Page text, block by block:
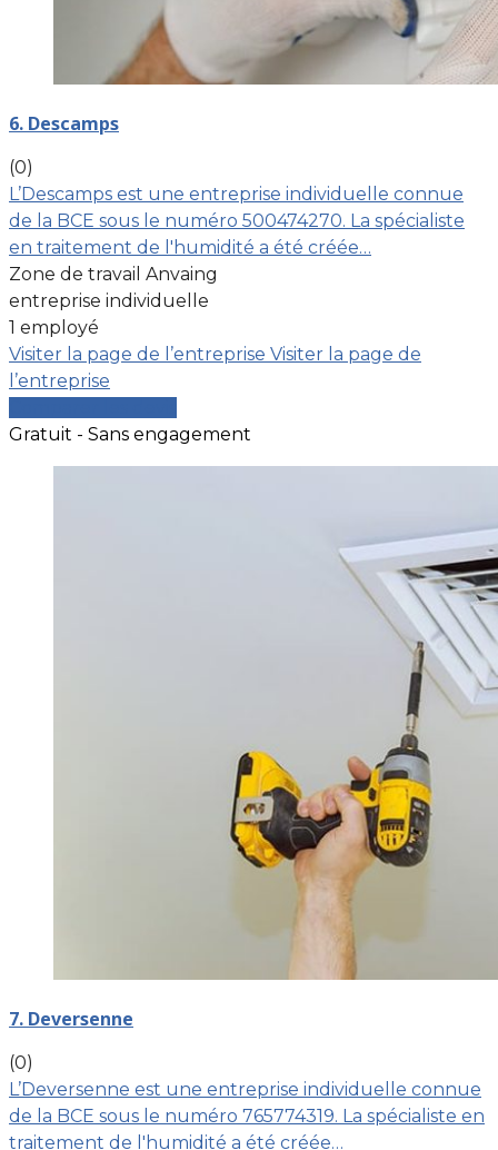
6. Descamps
(0)
L’Descamps est une entreprise individuelle connue
de la BCE sous le numéro 500474270. La spécialiste
en traitement de l'humidité a été créée…
Zone de travail Anvaing
entreprise individuelle
1 employé
Visiter la page de l’entreprise Visiter la page de
l’entreprise
Gratuit - Sans engagement
7. Deversenne
(0)
L’Deversenne est une entreprise individuelle connue
de la BCE sous le numéro 765774319. La spécialiste en
traitement de l'humidité a été créée…